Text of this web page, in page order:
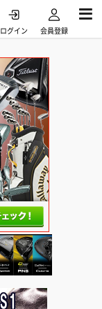
ログイン 会員登録